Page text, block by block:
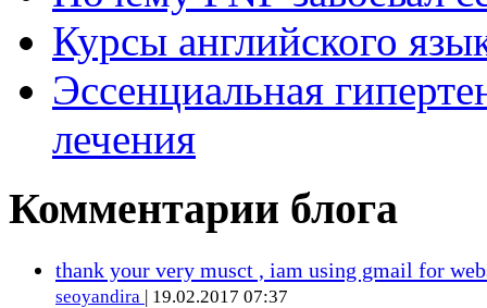
Курсы английского
Эссенциальная
лечения
Комментарии блога
thank your very musct , iam using gmail for
seoyandira | 19.02.2017 07:37